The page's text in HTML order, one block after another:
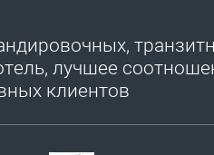
лучшее
клиентов